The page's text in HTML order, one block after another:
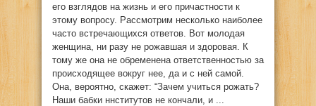
его взглядов на жизнь и его причастности к
этому вопросу. Рассмотрим несколько наиболее
часто встречающихся ответов. Вот молодая
женщина, ни разу не рожавшая и здоровая. К
тому же она не обременена ответственностью за
происходящее вокруг нее, да и с ней самой.
Она, вероятно, скажет: “Зачем учиться рожать?
Наши бабки ннститутов не кончали, и ...